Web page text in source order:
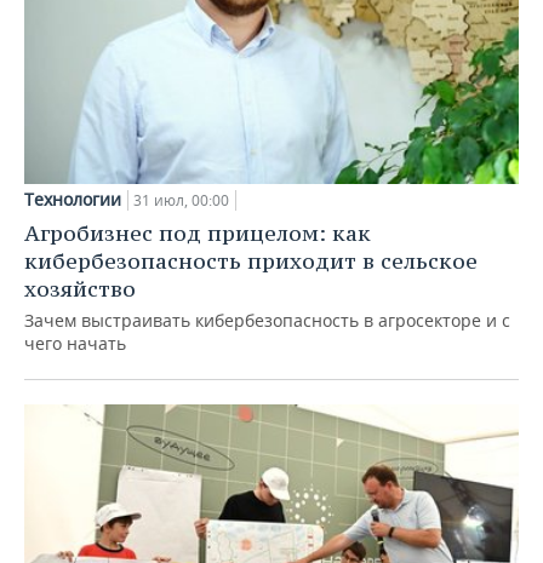
Технологии 31 июл, 00:00
Агробизнес под прицелом: как
кибербезопасность приходит в сельское
хозяйство
Зачем выстраивать кибербезопасность в агросекторе и с
чего начать